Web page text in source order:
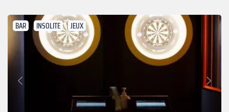
BAR INSOLITE JEUX
Précédent
Suivant